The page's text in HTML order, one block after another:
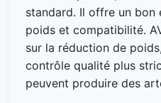
standard. Il offre un bon
poids et compatibilité.
sur la réduction de
contrôle qualité plus
peuvent produire des